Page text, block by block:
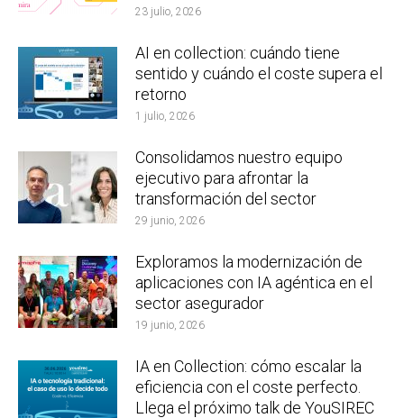
23 julio, 2026
AI en collection: cuándo tiene
sentido y cuándo el coste supera el
retorno
1 julio, 2026
Consolidamos nuestro equipo
ejecutivo para afrontar la
transformación del sector
29 junio, 2026
Exploramos la modernización de
aplicaciones con IA agéntica en el
sector asegurador
19 junio, 2026
IA en Collection: cómo escalar la
eficiencia con el coste perfecto.
Llega el próximo talk de YouSIREC